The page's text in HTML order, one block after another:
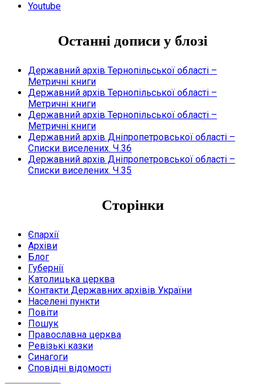
Youtube
Останні дописи у блозі
Державний архів Тернопільської області –
Метричні книги
Державний архів Тернопільської області –
Метричні книги
Державний архів Тернопільської області –
Метричні книги
Державний архів Дніпропетровської області –
Списки виселених. Ч.36
Державний архів Дніпропетровської області –
Списки виселених. Ч.35
Сторінки
Єпархії
Архіви
Блог
Губернії
Католицька церква
Контакти Державних архівів України
Населені пункти
Повіти
Пошук
Православна церква
Ревізькі казки
Синагоги
Сповідні відомості